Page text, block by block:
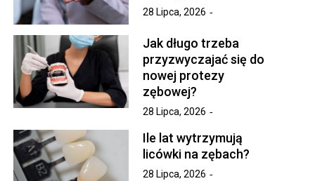
28 Lipca, 2026
Jak długo trzeba
przyzwyczajać się do
nowej protezy
zębowej?
28 Lipca, 2026
Ile lat wytrzymują
licówki na zębach?
28 Lipca, 2026